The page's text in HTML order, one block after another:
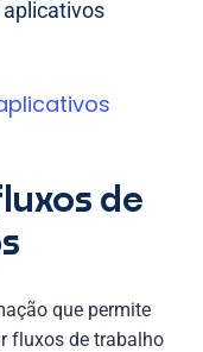
aplicativos
de
que permite
fluxos de trabalho